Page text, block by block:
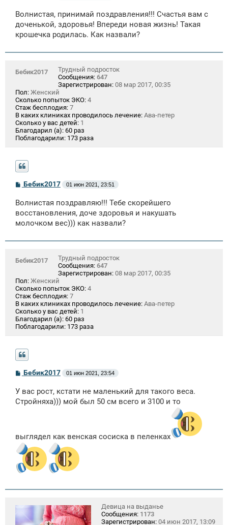
б
щ
н
е
Волнистая, принимай поздравления!!! Счастья вам с
доченькой, здоровья! Впереди новая жизнь! Такая
крошечка родилась. Как назвали?
Бебик2017
Трудный подросток
Сообщения: 647
Зарегистрирован: 08 мар 2017, 00:35
Пол: Женский
Сколько попыток ЭКО: 4
Стаж бесплодия: 7
В каких клиниках проводилось лечение: Ава-петер
Сколько у вас детей: 1
Благодарил (а): 60 раз
Поблагодарили: 173 раза
С
о
б
щ
н
е
Бебик2017 01 июн 2021, 23:51
Волнистая поздравляю!!! Тебе скорейшего
восстановления, доче здоровья и накушать
молочком вес))) как назвали?
Бебик2017
Трудный подросток
Сообщения: 647
Зарегистрирован: 08 мар 2017, 00:35
Пол: Женский
Сколько попыток ЭКО: 4
Стаж бесплодия: 7
В каких клиниках проводилось лечение: Ава-петер
Сколько у вас детей: 1
Благодарил (а): 60 раз
Поблагодарили: 173 раза
С
о
б
щ
Бебик2017 01 июн 2021, 23:54
У вас рост, кстати не маленький для такого веса.
Стройняха))) мой был 50 см всего и 3100 и то
выглядел как венская сосиска в пеленках
Девица на выданье
Сообщения: 1173
Зарегистрирован: 04 июн 2017, 13:09